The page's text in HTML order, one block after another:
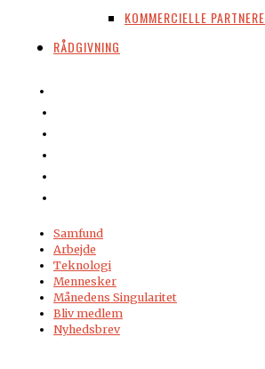
KOMMERCIELLE PARTNERE
RÅDGIVNING
Samfund
Arbejde
Teknologi
Mennesker
Månedens Singularitet
Bliv medlem
Nyhedsbrev